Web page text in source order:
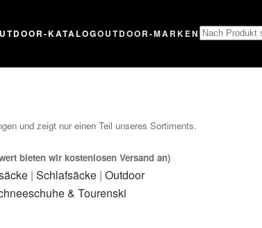
KATALOGOUTDOOR-MARKEN
und zeigt nur einen Teil unseres Sortiments.
bieten wir kostenlosen Versand an)
| Schlafsäcke| Outdoor
& Tourenski